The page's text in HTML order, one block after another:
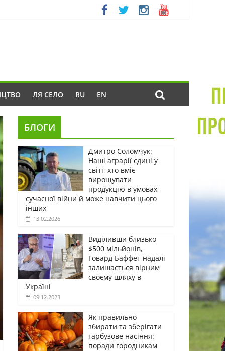
ЛЯ СЕЛО RU EN
БЛОГИ
Дмитро Соломчук:
Наші аграрії єдині у
світі, хто вміє
вирощувати
продукцію в умовах
сучасної війни й може навчити цього
інших
13.02.2026
Виділивши близько
$500 мільйонів,
Говард Баффет надалі
залишається вірним
своєму шляху в
Україні
09.12.2023
Як правильно
збирати та зберігати
гарбузове насіння:
поради городникам